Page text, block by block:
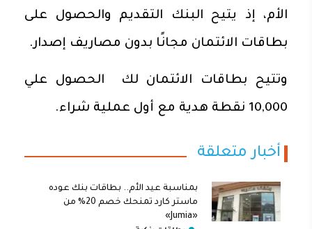
الأم، إذ يتيح البنك التقديم والحصول على
بطاقات الائتمان مجانًا بدون مصاريف إصدار.
وتتيح بطاقات الائتمان لك الحصول علي
10,000 نقطة هدية مع أول عملية شراء.
أخبار متعلقة
بمناسبة عيد الأم.. بطاقات بنك عوده
ماستر كارد تمنحك خصم 20% من
«Jumia»